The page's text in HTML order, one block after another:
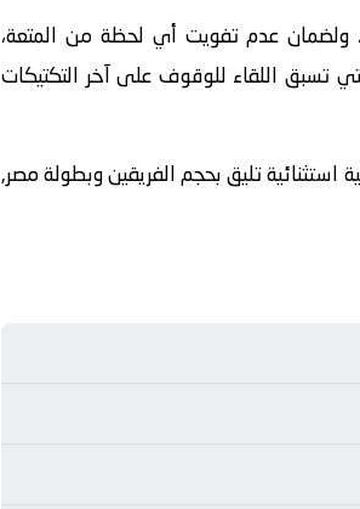
المملكة العربية السعودية. ولضمان عدم تفويت أي لحظة من المتعة،
تسبق اللقاء للوقوف على آخر التكتيكات
تليق بحجم الفريقين وبطولة مصر,